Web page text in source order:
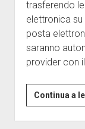
trasferendo
elettronica
posta
saranno
provider con
Continua a